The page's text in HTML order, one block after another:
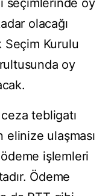
seçimlerinde oy
olacağı
Seçim Kurulu
oy
tebligatı
elinize ulaşması
işlemleri
Ödeme